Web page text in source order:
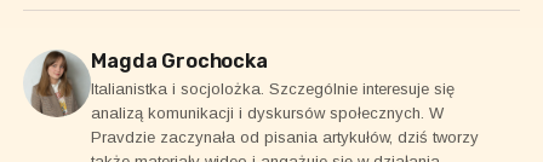
Magda Grochocka
Italianistka i socjolożka. Szczególnie interesuje się
analizą komunikacji i dyskursów społecznych. W
Pravdzie zaczynała od pisania artykułów, dziś tworzy